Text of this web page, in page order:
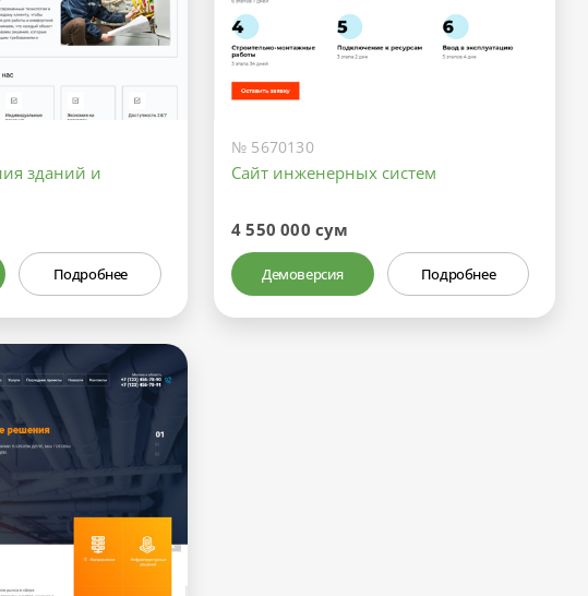
зданий и
Подробнее
№ 5670130
Сайт инженерных систем
4 550 000 сум
Демоверсия Подробнее